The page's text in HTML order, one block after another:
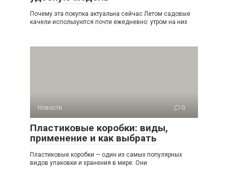
Почему эта покупка актуальна сейчас Летом садовые
качели используются почти ежедневно: утром на них
Новости 0
Пластиковые коробки: виды,
применение и как выбрать
Пластиковые коробки — один из самых популярных
видов упаковки и хранения в мире. Они